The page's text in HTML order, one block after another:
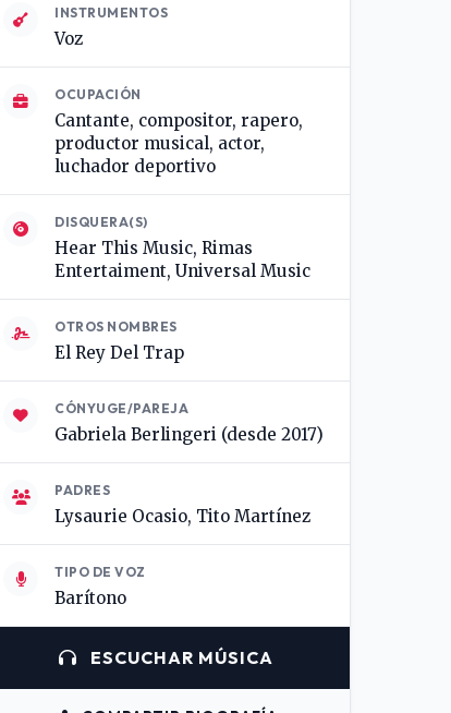
INSTRUMENTOS
Voz
OCUPACIÓN
Cantante, compositor, rapero,
productor musical, actor,
luchador deportivo
DISQUERA(S)
Hear This Music, Rimas
Entertaiment, Universal Music
OTROS NOMBRES
El Rey Del Trap
CÓNYUGE/PAREJA
Gabriela Berlingeri (desde 2017)
PADRES
Lysaurie Ocasio, Tito Martínez
TIPO DE VOZ
Barítono
ESCUCHAR MÚSICA